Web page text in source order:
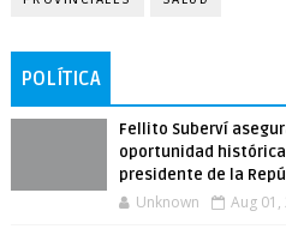
POLÍTICA
Fellito Suberví
oportunidad
presidente de la
Unknown Aug 01,